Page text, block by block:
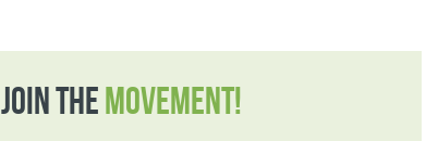
JOIN THE MOVEMENT!